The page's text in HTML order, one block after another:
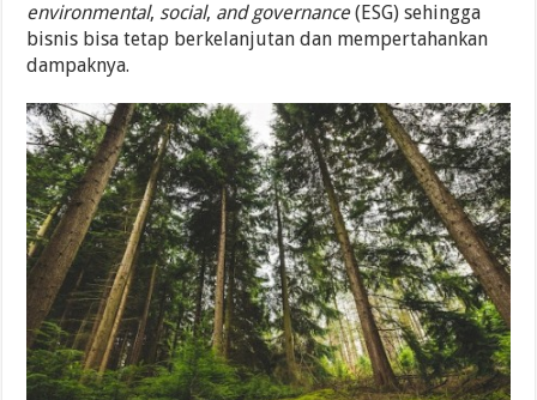
environmental, social, and governance(ESG) sehingga
bisnis bisa tetap berkelanjutan dan mempertahankan
dampaknya.